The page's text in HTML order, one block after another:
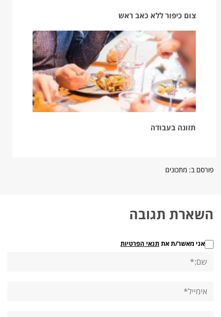
צום כיפור ללא כאב ראש
תזונה בעבודה
פורסם ב: מתכונים
השארת תגובה
אני מאשר/ת אתתנאי הפרטיות